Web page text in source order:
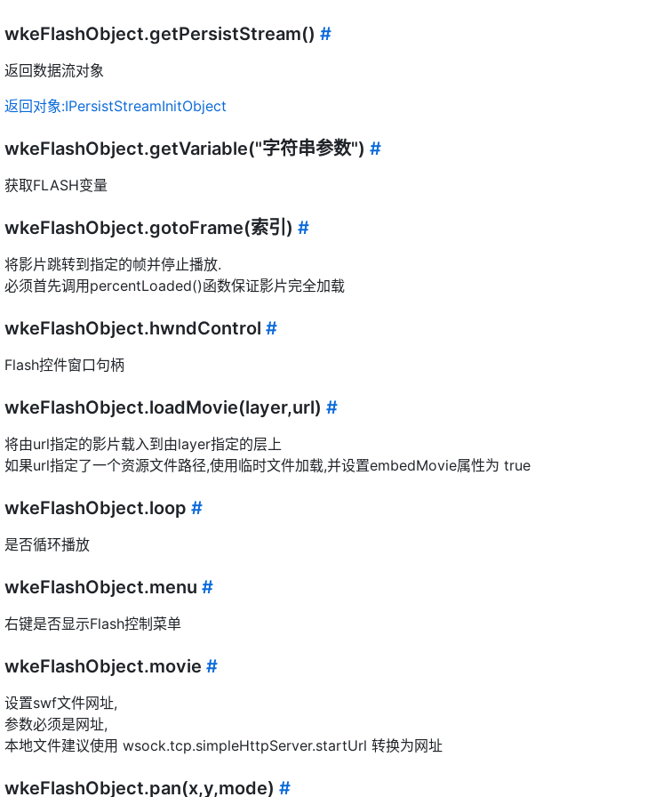
wkeFlashObject.getPersistStream() #
返回数据流对象
返回对象:IPersistStreamInitObject
wkeFlashObject.getVariable("字符串参数") #
获取FLASH变量
wkeFlashObject.gotoFrame(索引) #
将影片跳转到指定的帧并停止播放.
必须首先调用percentLoaded()函数保证影片完全加载
wkeFlashObject.hwndControl #
Flash控件窗口句柄
wkeFlashObject.loadMovie(layer,url) #
将由url指定的影片载入到由layer指定的层上
如果url指定了一个资源文件路径,使用临时文件加载,并设置embedMovie属性为 true
wkeFlashObject.loop #
是否循环播放
wkeFlashObject.menu #
右键是否显示Flash控制菜单
wkeFlashObject.movie #
设置swf文件网址,
参数必须是网址,
本地文件建议使用 wsock.tcp.simpleHttpServer.startUrl 转换为网址
wkeFlashObject.pan(x,y,mode) #